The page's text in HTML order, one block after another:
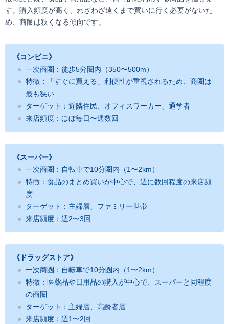
す。購入頻度が高く、わざわざ遠くまで買いに行く必要がないた
め、商圏は狭くなる傾向です。
《コンビニ》
一次商圏：徒歩5分圏内（350〜500m）
特徴：「すぐに買える」利便性が重視されるため、商圏は
最も狭い
ターゲット：近隣住民、オフィスワーカー、通学者
来店頻度：ほぼ毎日〜週数回
《スーパー》
一次商圏：自転車で10分圏内（1〜2km）
特徴：食品のまとめ買いが中心で、週に数回程度の来店頻
度
ターゲット：主婦層、ファミリー世帯
来店頻度：週2〜3回
《ドラッグストア》
一次商圏：自転車で10分圏内（1〜2km）
特徴：医薬品や日用品の購入が中心で、スーパーと同程度
の商圏
ターゲット：主婦層、高齢者層
来店頻度：週1〜2回